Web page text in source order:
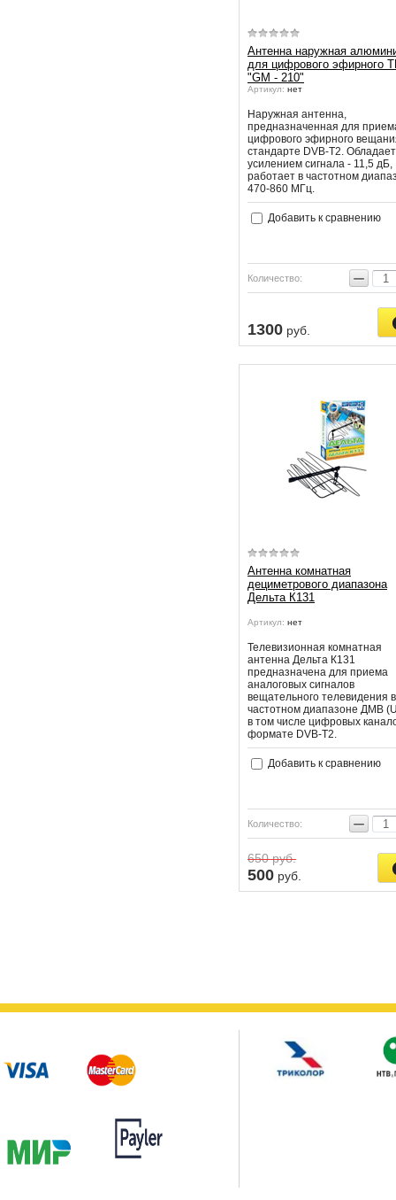
Антенна наружная
для цифрового эфирного
"GM - 210"
Артикул: нет
Наружная антенна,
предназначенная для
цифрового эфирного
стандарте DVB-T2. Обладает
усилением сигнала - 11,5 дБ,
работает в частотном
470-860 МГц.
Добавить к сравнению
Количество: −
1300 руб.
Антенна комнатная
дециметрового диапазона
Дельта К131
Артикул: нет
Телевизионная комнатная
антенна Дельта К131
предназначена для приема
аналоговых сигналов
вещательного телевидения в
частотном диапазоне ДМВ
в том числе цифровых
формате DVB-T2.
Добавить к сравнению
Количество: −
650руб.
500 руб.